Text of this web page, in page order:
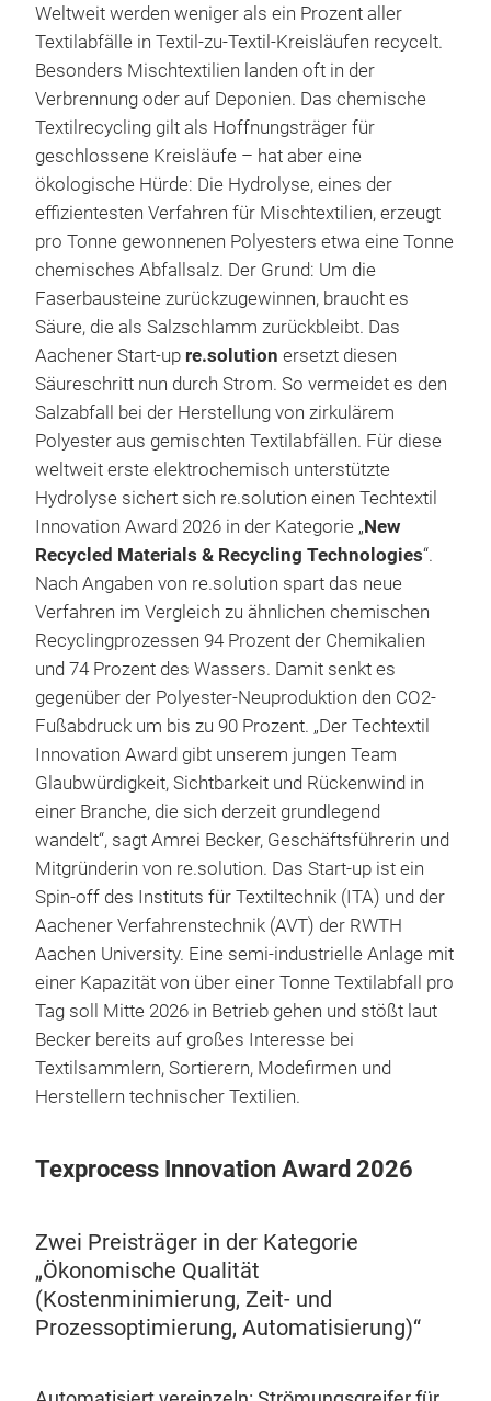
Weltweit werden weniger als ein Prozent aller
Textilabfälle in Textil-zu-Textil-Kreisläufen recycelt.
Besonders Mischtextilien landen oft in der
Verbrennung oder auf Deponien. Das chemische
Textilrecycling gilt als Hoffnungsträger für
geschlossene Kreisläufe – hat aber eine
ökologische Hürde: Die Hydrolyse, eines der
effizientesten Verfahren für Mischtextilien, erzeugt
pro Tonne gewonnenen Polyesters etwa eine Tonne
chemisches Abfallsalz. Der Grund: Um die
Faserbausteine zurückzugewinnen, braucht es
Säure, die als Salzschlamm zurückbleibt. Das
Aachener Start-up re.solution ersetzt diesen
Säureschritt nun durch Strom. So vermeidet es den
Salzabfall bei der Herstellung von zirkulärem
Polyester aus gemischten Textilabfällen. Für diese
weltweit erste elektrochemisch unterstützte
Hydrolyse sichert sich re.solution einen Techtextil
Innovation Award 2026 in der Kategorie „New
Recycled Materials & Recycling Technologies“.
Nach Angaben von re.solution spart das neue
Verfahren im Vergleich zu ähnlichen chemischen
Recyclingprozessen 94 Prozent der Chemikalien
und 74 Prozent des Wassers. Damit senkt es
gegenüber der Polyester-Neuproduktion den CO2-
Fußabdruck um bis zu 90 Prozent. „Der Techtextil
Innovation Award gibt unserem jungen Team
Glaubwürdigkeit, Sichtbarkeit und Rückenwind in
einer Branche, die sich derzeit grundlegend
wandelt“, sagt Amrei Becker, Geschäftsführerin und
Mitgründerin von re.solution. Das Start-up ist ein
Spin-off des Instituts für Textiltechnik (ITA) und der
Aachener Verfahrenstechnik (AVT) der RWTH
Aachen University. Eine semi-industrielle Anlage mit
einer Kapazität von über einer Tonne Textilabfall pro
Tag soll Mitte 2026 in Betrieb gehen und stößt laut
Becker bereits auf großes Interesse bei
Textilsammlern, Sortierern, Modefirmen und
Herstellern technischer Textilien.
Texprocess Innovation Award 2026
Zwei Preisträger in der Kategorie
„Ökonomische Qualität
(Kostenminimierung, Zeit- und
Prozessoptimierung, Automatisierung)“